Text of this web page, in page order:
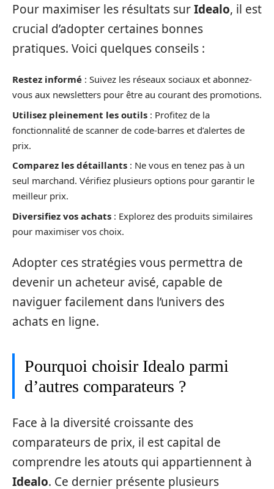
Pour maximiser les résultats surIdealo, il est
crucial d’adopter certaines bonnes
pratiques. Voici quelques conseils :
Restez informé : Suivez les réseaux sociaux et abonnez-
vous aux newsletters pour être au courant des promotions.
Utilisez pleinement les outils : Profitez de la
fonctionnalité de scanner de code-barres et d’alertes de
prix.
Comparez les détaillants : Ne vous en tenez pas à un
seul marchand. Vérifiez plusieurs options pour garantir le
meilleur prix.
Diversifiez vos achats : Explorez des produits similaires
pour maximiser vos choix.
Adopter ces stratégies vous permettra de
devenir un acheteur avisé, capable de
naviguer facilement dans l’univers des
achats en ligne.
Pourquoi choisir Idealo parmi
d’autres comparateurs ?
Face à la diversité croissante des
comparateurs de prix, il est capital de
comprendre les atouts qui appartiennent à
Idealo. Ce dernier présente plusieurs